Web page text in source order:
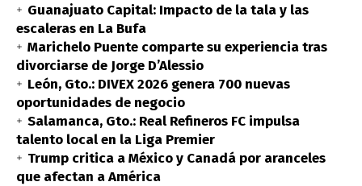
Guanajuato Capital: Impacto de la tala y las
escaleras en La Bufa
Marichelo Puente comparte su experiencia tras
divorciarse de Jorge D’Alessio
León, Gto.: DIVEX 2026 genera 700 nuevas
oportunidades de negocio
Salamanca, Gto.: Real Refineros FC impulsa
talento local en la Liga Premier
Trump critica a México y Canadá por aranceles
que afectan a América